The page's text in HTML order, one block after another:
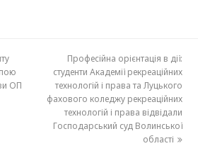
ОП
next
post:
Професійна орієнтація в дії:
студенти Академії рекреаційних
технологій і права та Луцького
фахового коледжу рекреаційних
технологій і права відвідали
Господарський суд Волинської
області